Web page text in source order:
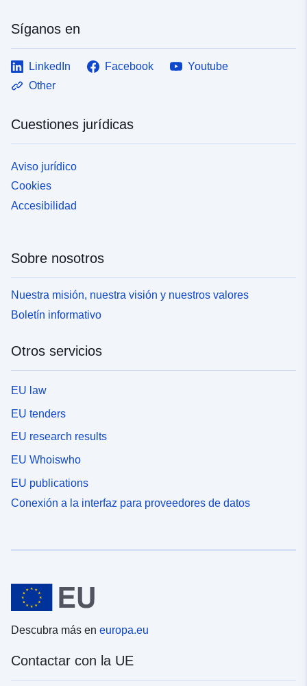
Síganos en
LinkedIn Facebook
Youtube
Other
Cuestiones jurídicas
Aviso jurídico
Cookies
Accesibilidad
Sobre nosotros
Nuestra misión, nuestra visión y nuestros valores
Boletín informativo
Otros servicios
EU law
EU tenders
EU research results
EU Whoiswho
EU publications
Conexión a la interfaz para proveedores de datos
Descubra más en europa.eu
Contactar con la UE